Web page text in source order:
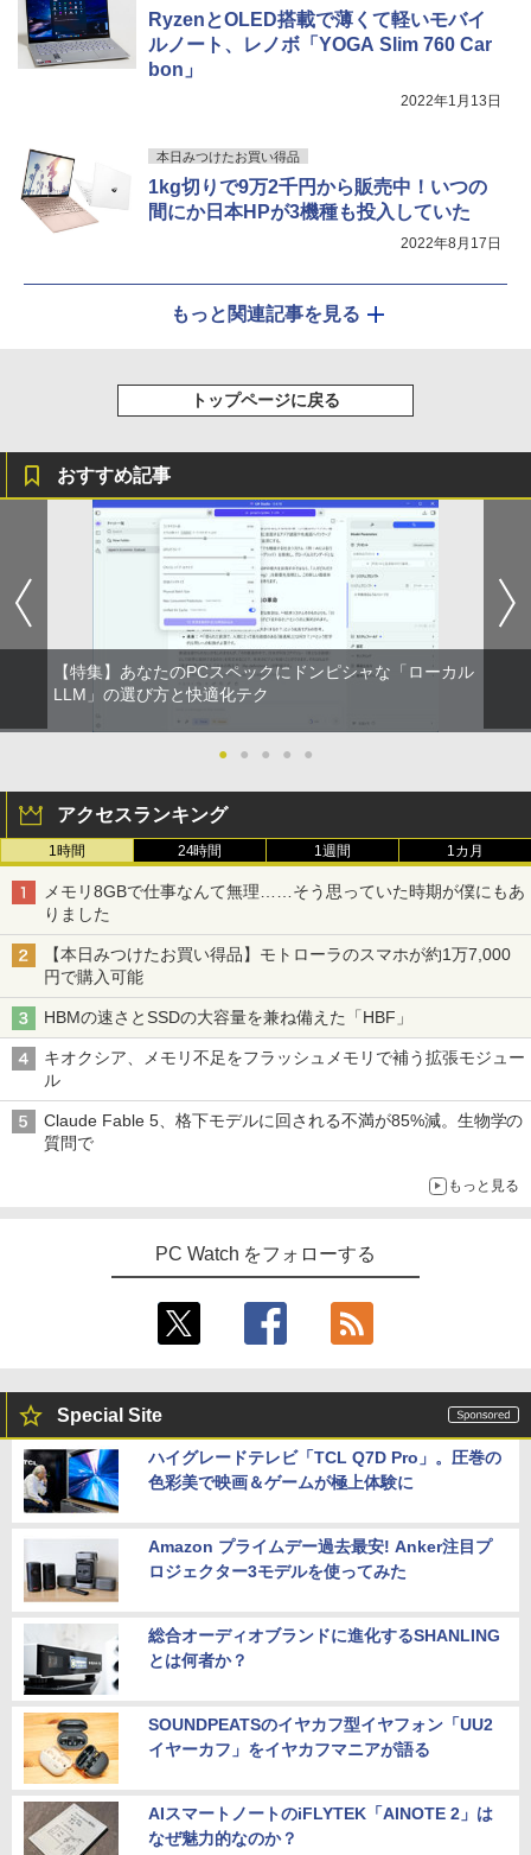
RyzenとOLED搭載で薄くて軽いモバイ
ルノート、レノボ「YOGA Slim 760 Car
bon」
2022年1月13日
本日みつけたお買い得品
1kg切りで9万2千円から販売中！いつの
間にか日本HPが3機種も投入していた
2022年8月17日
もっと関連記事を見る
トップページに戻る
おすすめ記事
【特集】あなたのPCスペックにドンピシャな「ローカル
LLM」の選び方と快適化テク
● ● ● ● ●
アクセスランキング
1時間 24時間 1週間 1カ月
メモリ8GBで仕事なんて無理……そう思っていた時期が僕にもあ
りました
【本日みつけたお買い得品】モトローラのスマホが約1万7,000
円で購入可能
HBMの速さとSSDの大容量を兼ね備えた「HBF」
キオクシア、メモリ不足をフラッシュメモリで補う拡張モジュー
ル
Claude Fable 5、格下モデルに回される不満が85%減。生物学の
質問で
もっと見る
PC Watch をフォローする
Special Site
ハイグレードテレビ「TCL Q7D Pro」。圧巻の
色彩美で映画＆ゲームが極上体験に
Amazon プライムデー過去最安! Anker注目プ
ロジェクター3モデルを使ってみた
総合オーディオブランドに進化するSHANLING
とは何者か？
SOUNDPEATSのイヤカフ型イヤフォン「UU2
イヤーカフ」をイヤカフマニアが語る
AIスマートノートのiFLYTEK「AINOTE 2」は
なぜ魅力的なのか？